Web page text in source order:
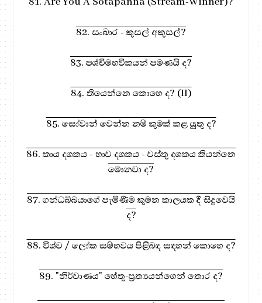
82. සංඛාර - කුසල් අකුසල්?
83. පශ්චිමභවිකයන් පමණයි ද?
84. තියෙන්නෙ කොහෙ ද? (II)
85. සෝවාන් වෙන්න නම් කුමක් කළ යුතු ද?
86. කාය දශකය - භාව දශකය - වස්තු දශකය කියන්නෙ
මොනවා ද?
87. ගන්ධබ්බයාගේ පැමිණීම කුමන කාලයක දී සිදුවෙයි
ද?
88. විශ්ව / ලෝක සම්භවය පිළිබඳ සඳහන් කොහෙ ද?
89. "නිර්වාණය" හේතු-ප්‍රත්‍යයන්ගෙන් තොර ද?